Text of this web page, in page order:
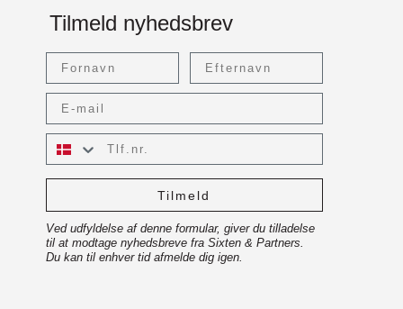
Tilmeld nyhedsbrev
Tilmeld
Ved udfyldelse af denne formular, giver du tilladelse
til at modtage nyhedsbreve fra Sixten & Partners.
Du kan til enhver tid afmelde dig igen.